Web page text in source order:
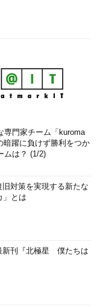
ているshutdown.exe
ターを指定すること
されるし、パラメー
行すれば、次のよう
専門家チーム「kuroma
暗躍に負けず勝利をつか
ムは？ (1/2)
対策を実現する新たな
」とは
新刊『北極星 僕たちは